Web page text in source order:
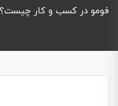
فومو در کسب و کار چیست؟